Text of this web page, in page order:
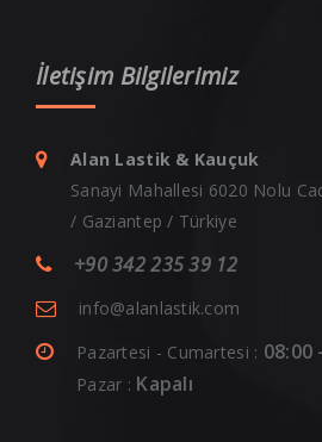
İletişim Bilgilerimiz
Alan Lastik & Kauçuk
Sanayi Mahallesi 6020 Nolu
/ Gaziantep / Türkiye
+90 342 235 39 12
info@alanlastik.com
Pazartesi - Cumartesi : 08:00
Pazar : Kapalı